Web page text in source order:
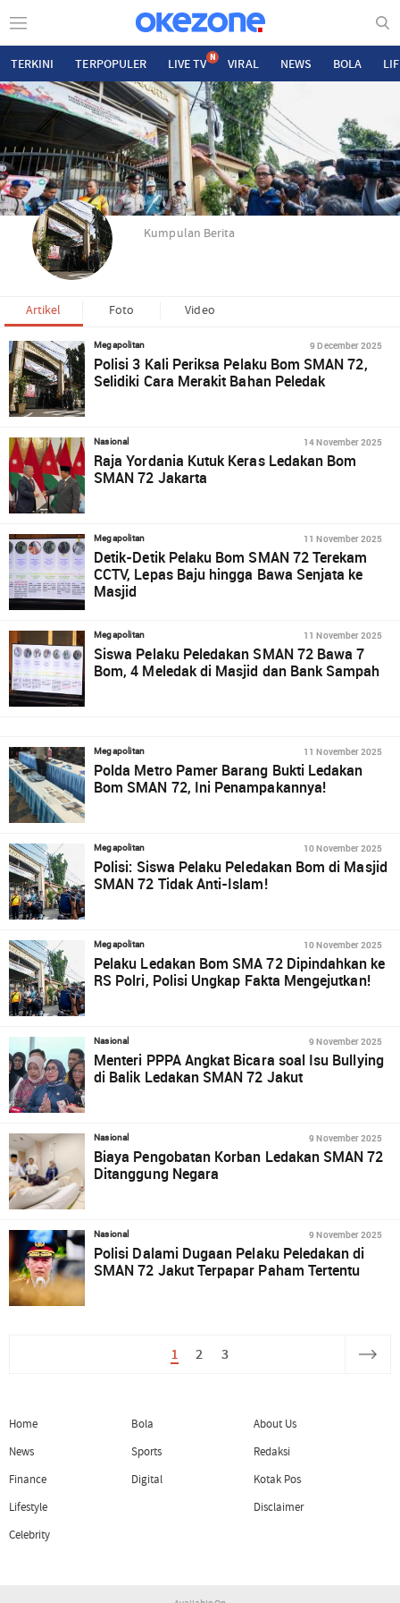
TERKINI TERPOPULER LIVE TV N VIRAL NEWS BOLA
Kumpulan Berita
Artikel Foto Video
Megapolitan 9 December 2025
Polisi 3 Kali Periksa Pelaku Bom SMAN 72,
Selidiki Cara Merakit Bahan Peledak
Nasional 14 November 2025
Raja Yordania Kutuk Keras Ledakan Bom
SMAN 72 Jakarta
Megapolitan 11 November 2025
Detik-Detik Pelaku Bom SMAN 72 Terekam
CCTV, Lepas Baju hingga Bawa Senjata ke
Masjid
Megapolitan 11 November 2025
Siswa Pelaku Peledakan SMAN 72 Bawa 7
Bom, 4 Meledak di Masjid dan Bank Sampah
Megapolitan 11 November 2025
Polda Metro Pamer Barang Bukti Ledakan
Bom SMAN 72, Ini Penampakannya!
Megapolitan 10 November 2025
Polisi: Siswa Pelaku Peledakan Bom di Masjid
SMAN 72 Tidak Anti-Islam!
Megapolitan 10 November 2025
Pelaku Ledakan Bom SMA 72 Dipindahkan ke
RS Polri, Polisi Ungkap Fakta Mengejutkan!
Nasional 9 November 2025
Menteri PPPA Angkat Bicara soal Isu Bullying
di Balik Ledakan SMAN 72 Jakut
Nasional 9 November 2025
Biaya Pengobatan Korban Ledakan SMAN 72
Ditanggung Negara
Nasional 9 November 2025
Polisi Dalami Dugaan Pelaku Peledakan di
SMAN 72 Jakut Terpapar Paham Tertentu
1 2 3
Home
News
Finance
Lifestyle
Celebrity
Bola
Sports
Digital
About Us
Redaksi
Kotak Pos
Disclaimer